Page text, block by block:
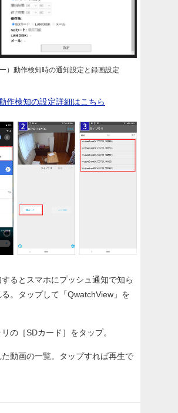
ー）動作検知時の通知設定と録画設定
作検知の設定詳細はこちら
るとスマホにプッシュ通知で知ら
。タップして「QwatchView」を
の［SDカード］をタップ。
動画の一覧。タップすれば再生で